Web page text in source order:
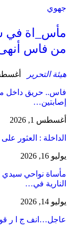
جهوي
مأس_اة في
من فاس
هيئة التحرير أغسطس 4,
فاس.. حريق داخل
إصابتين…
أغسطس 1, 2026
​الداخلة : العثور
يوليو 16, 2026
مأساة نواحي
النارية في…
يوليو 14, 2026
عاجل…انف ج ا ر